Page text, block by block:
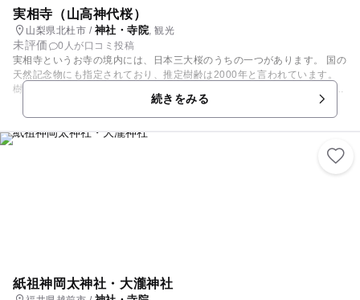
実相寺（山高神代桜）
山梨県北杜市 / 神社・寺院, 観光
未評価
0人が口コミ投稿
実相寺というお寺の境内には、日本三大桜のうちの一つがあります。 国の
天然記念物にも指定されており、推定樹齢は2000年と言われています。
樹高10.3m、根元・幹周り11.8mの巨木は神秘的です。 その神代桜の他に
も境内にはソメイヨシノ（樹齢50～100年ほど）が30本ぐらいあり、周り
の花畑には水仙が約10万本植えられているので、春には観光客で賑わいま
す。 お寺の境内なのでレジャーシートを広げてのお花見はできませんが、
お散歩気分で足元のお花と頭上の桜を楽しんでみませんか？ 例年の見頃は
4月7日頃ですが、天候によって前後する場合があります。（開花情報につ
続きをみる
紙祖神岡太神社・大瀧神社